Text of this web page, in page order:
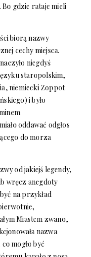
gdzie rataje mieli
biorą nazwy
cechy miejsca.
niegdyś
staropolskim,
niemiecki Zoppot
i było
oddawać odgłos
do morza
od jakiejś legendy,
wręcz anegdoty
na przykład
Miastem zwano,
nazwa
mogło być